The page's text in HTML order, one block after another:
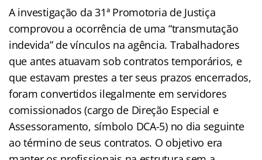
A investigação da 31ª Promotoria de Justiça
comprovou a ocorrência de uma “transmutação
indevida” de vínculos na agência. Trabalhadores
que antes atuavam sob contratos temporários, e
que estavam prestes a ter seus prazos encerrados,
foram convertidos ilegalmente em servidores
comissionados (cargo de Direção Especial e
Assessoramento, símbolo DCA-5) no dia seguinte
ao término de seus contratos. O objetivo era